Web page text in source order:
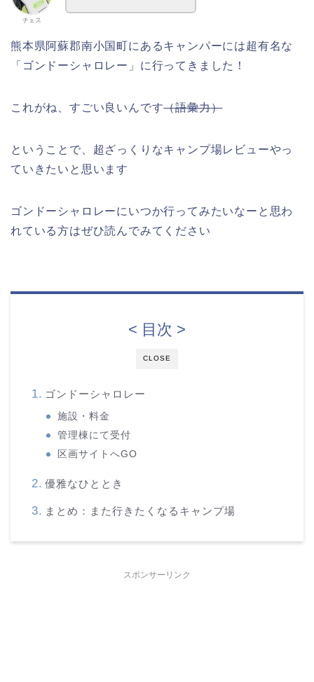
チェス
熊本県阿蘇郡南小国町にあるキャンパーには超有名な
「ゴンドーシャロレー」に行ってきました！
これがね、すごい良いんです（語彙力）
ということで、超ざっくりなキャンプ場レビューやっ
ていきたいと思います
ゴンドーシャロレーにいつか行ってみたいなーと思わ
れている方はぜひ読んでみてください
CLOSE
< 目次 >
ゴンドーシャロレー
施設・料金
管理棟にて受付
区画サイトへGO
優雅なひととき
まとめ：また行きたくなるキャンプ場
スポンサーリンク